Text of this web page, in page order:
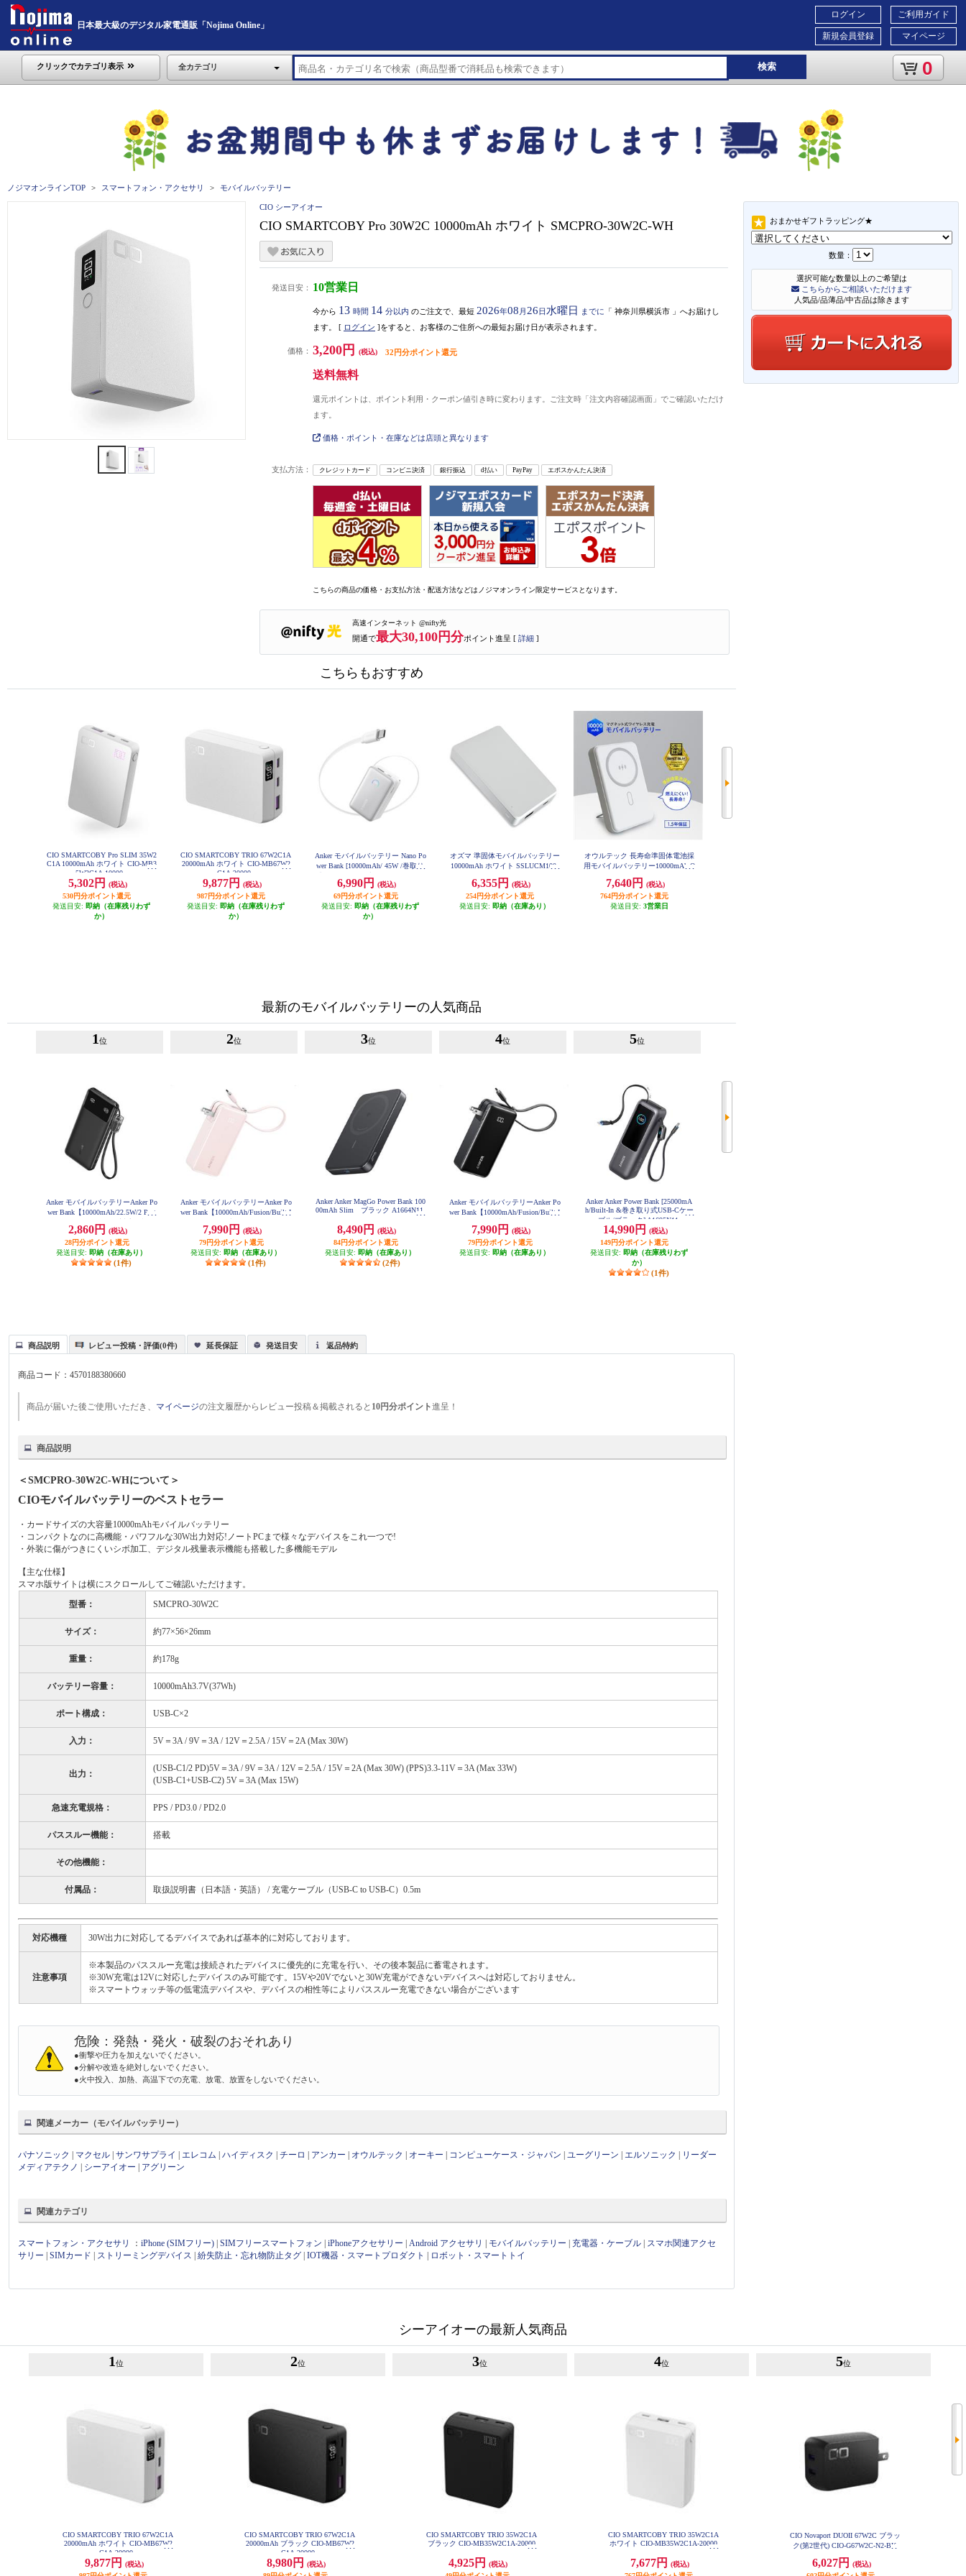
日本最大級のデジタル家電通販「Nojima Online」
ご利用ガイド
マイページ
ログイン
新規会員登録
クリックでカテゴリ表示 全カテゴリ 検索 0
ノジマオンラインTOP スマートフォン・アクセサリ モバイルバッテリー
おまかせギフトラッピング★
数量：
選択可能な数量以上のご希望は
こちらからご相談いただけます
人気品/品薄品/中古品は除きます
CIO シーアイオー
CIO SMARTCOBY Pro 30W2C 10000mAh ホワイト SMCPRO-30W2C-WH
発送目安： 10営業日
今から 13 時間 14 分以内 のご注文で、最短 2026年08 月 26日 水曜日 までに 「 神奈川県横浜市 」 へお届けし
ます。 [ ログイン ]をすると、お客様のご住所への最短お届け日が表示されます。
価格： 3,200円 (税込) 32円分ポイント還元
送料無料
還元ポイントは、ポイント利用・クーポン値引き時に変わります。ご注文時「注文内容確認画面」でご確認いただけ
ます。
価格・ポイント・在庫などは店頭と異なります
支払方法： クレジットカード コンビニ決済 銀行振込 d払い PayPay エポスかんたん決済
こちらの商品の価格・お支払方法・配送方法などはノジマオンライン限定サービスとなります。
高速インターネット @nifty光
開通で最大30,100円分ポイント進呈 [ 詳細 ]
こちらもおすすめ
CIO SMARTCOBY Pro SLIM 35W2
C1A 10000mAh ホワイト CIO-MB3
5W2C1A-10000-
5,302円
(税込)
530円分ポイント還元
発送目安: 即納（在庫残りわず
か）
CIO SMARTCOBY TRIO 67W2C1A
20000mAh ホワイト CIO-MB67W2
C1A-20000-
9,877円
(税込)
987円分ポイント還元
発送目安: 即納（在庫残りわず
か）
Anker モバイルバッテリー Nano Po
wer Bank [10000mAh/ 45W /巻取り
38N21
6,990円
(税込)
69円分ポイント還元
発送目安: 即納（在庫残りわず
か）
オズマ 準固体モバイルバッテリー
10000mAh ホワイト SSLUCM100-
6,355円
(税込)
254円分ポイント還元
発送目安: 即納（在庫あり）
オウルテック 長寿命準固体電池採
用モバイルバッテリー10000mAh O
7,640円
(税込)
764円分ポイント還元
発送目安: 3営業日
最新のモバイルバッテリーの人気商品
1 位
Anker モバイルバッテリーAnker Po
wer Bank【10000mAh/22.5W/2 Port
ｸ】 A1388N11
2,860円
(税込)
28円分ポイント還元
発送目安: 即納（在庫あり）
(1件)
2位
Anker モバイルバッテリーAnker Po
wer Bank【10000mAh/Fusion/Built-I
very対応 /2ポート/ﾋﾟﾝｸ】 A1637N5
1
7,990円
(税込)
79円分ポイント還元
発送目安: 即納（在庫あり）
(1件)
3位
Anker Anker MagGo Power Bank 100
00mAh Slim ブラック A1664N11
8,490円
(税込)
84円分ポイント還元
発送目安: 即納（在庫あり）
(2件)
4位
Anker モバイルバッテリーAnker Po
wer Bank【10000mAh/Fusion/Built-I
very対応 /2ポート/ﾌﾞﾗｯｸ】 A1637N
11
7,990円
(税込)
79円分ポイント還元
発送目安: 即納（在庫あり）
5位
Anker Anker Power Bank [25000mA
h/Built-In &巻き取り式USB-Cケー
ブル/ブラック] A1695N11
14,990円
(税込)
149円分ポイント還元
発送目安: 即納（在庫残りわず
か）
(1件)
商品説明 レビュー投稿・評価(0件) 延長保証 発送目安 返品特約
商品コード：4570188380660
商品が届いた後ご使用いただき、 マイページの注文履歴からレビュー投稿＆掲載されると 10円分ポイント進呈！
商品説明
＜SMCPRO-30W2C-WHについて＞
CIOモバイルバッテリーのベストセラー
・カードサイズの大容量10000mAhモバイルバッテリー
・コンパクトなのに高機能・パワフルな30W出力対応!ノートPCまで様々なデバイスをこれ一つで!
・外装に傷がつきにくいシボ加工、デジタル残量表示機能も搭載した多機能モデル
【主な仕様】
スマホ版サイトは横にスクロールしてご確認いただけます。
型番：
SMCPRO-30W2C
サイズ： 約77×56×26mm
重量： 約178g
バッテリー容量： 10000mAh3.7V(37Wh)
ポート構成： USB-C×2
入力： 5V＝3A / 9V＝3A / 12V＝2.5A / 15V＝2A (Max 30W)
出力：
(USB-C1/2 PD)5V＝3A / 9V＝3A / 12V＝2.5A / 15V＝2A (Max 30W) (PPS)3.3-11V＝3A (Max 33W)
(USB-C1+USB-C2) 5V＝3A (Max 15W)
急速充電規格： PPS / PD3.0 / PD2.0
パススルー機能： 搭載
その他機能：
付属品： 取扱説明書（日本語・英語） / 充電ケーブル（USB-C to USB-C）0.5m
対応機種 30W出力に対応してるデバイスであれば基本的に対応しております。
注意事項
※本製品のパススルー充電は接続されたデバイスに優先的に充電を行い、その後本製品に蓄電されます。
※30W充電は12Vに対応したデバイスのみ可能です。15Vや20Vでないと30W充電ができないデバイスへは対応しておりません。
※スマートウォッチ等の低電流デバイスや、デバイスの相性等によりパススルー充電できない場合がございます
危険：発熱・発火・破裂のおそれあり
●衝撃や圧力を加えないでください。
●分解や改造を絶対しないでください。
●火中投入、加熱、高温下での充電、放電、放置をしないでください。
関連メーカー（モバイルバッテリー）
パナソニック マクセル |サンワサプライ エレコム |ハイディスク |チーロ アンカー オウルテック オーキー コンピューケース・ジャパン |ユーグリーン エルソニック
リーダー
メディアテクノ
シーアイオー アグリーン
関連カテゴリ
スマートフォン・アクセサリ ：iPhone (SIMフリー) |SIMフリースマートフォン |iPhoneアクセサリー |Android アクセサリ モバイルバッテリー 充電器・ケーブル
スマホ関連アクセ
サリー |SIMカード ストリーミングデバイス |紛失防止・忘れ物防止タグ |IOT機器・スマートプロダクト ロボット・スマートトイ
シーアイオーの最新人気商品
1 位
CIO SMARTCOBY TRIO 67W2C1A
20000mAh ホワイト CIO-MB67W2
C1A-20000-
9,877円
(税込)
2位
CIO SMARTCOBY TRIO 67W2C1A
20000mAh ブラック CIO-MB67W2
C1A-20000-
8,980円
(税込)
3位
CIO SMARTCOBY TRIO 35W2C1A
ブラック CIO-MB35W2C1A-20000
4,925円
(税込)
4位
CIO SMARTCOBY TRIO 35W2C1A
ホワイト CIO-MB35W2C1A-20000
7,677円
(税込)
5位
CIO Novaport DUOII 67W2C ブラッ
ク(第2世代) CIO-G67W2C-N2-BK
6,027円
(税込)